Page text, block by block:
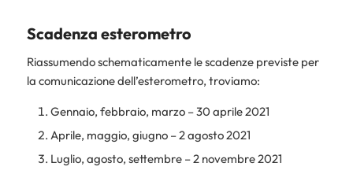
Scadenza esterometro
Riassumendo schematicamente le scadenze previste per
la comunicazione dell’esterometro, troviamo:
Gennaio, febbraio, marzo – 30 aprile 2021
Aprile, maggio, giugno – 2 agosto 2021
Luglio, agosto, settembre – 2 novembre 2021